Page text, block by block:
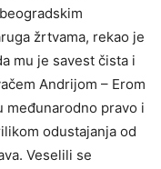
žrtvama, rekao je
mu je savest čista i
Andrijom – Erom
međunarodno pravo i
odustajanja od
Veselili se